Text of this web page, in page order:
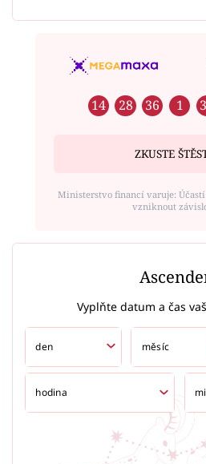
14 28 36 1
ZKUSTE
Ministerstvo financí varuje:
vzniknout
Vyplňte datum a čas